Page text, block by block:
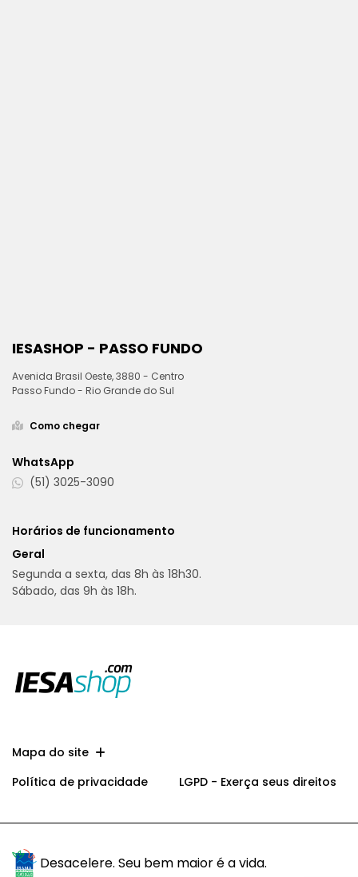
IESASHOP - PASSO FUNDO
Avenida Brasil Oeste, 3880 - Centro
Passo Fundo - Rio Grande do Sul
Como chegar
WhatsApp
(51) 3025-3090
Horários de funcionamento
Geral
Segunda a sexta, das 8h às 18h30.
Sábado, das 9h às 18h.
Mapa do site
Política de privacidade
LGPD - Exerça seus direitos
Desacelere. Seu bem maior é a vida.